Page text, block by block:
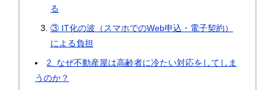
る
③ IT化の波（スマホでのWeb申込・電子契約）
による負担
2. なぜ不動産屋は高齢者に冷たい対応をしてしま
うのか？